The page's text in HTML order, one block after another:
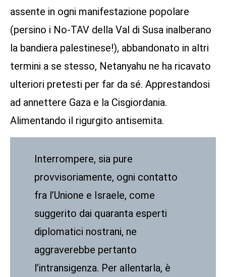
assente in ogni manifestazione popolare
(persino i No-TAV della Val di Susa inalberano
la bandiera palestinese!), abbandonato in altri
termini a se stesso, Netanyahu ne ha ricavato
ulteriori pretesti per far da sé. Apprestandosi
ad annettere Gaza e la Cisgiordania.
Alimentando il rigurgito antisemita.
Interrompere, sia pure
provvisoriamente, ogni contatto
fra l’Unione e Israele, come
suggerito dai quaranta esperti
diplomatici nostrani, ne
aggraverebbe pertanto
l’intransigenza. Per allentarla, è